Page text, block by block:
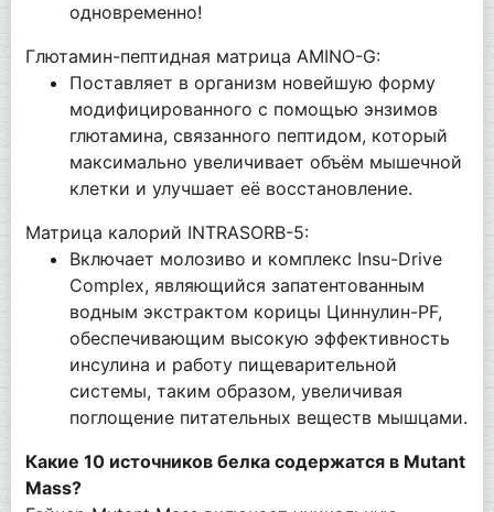
одновременно!
Глютамин-пептидная матрица AMINO-G:
Поставляет в организм новейшую форму
модифицированного с помощью энзимов
глютамина, связанного пептидом, который
максимально увеличивает объём мышечной
клетки и улучшает её восстановление.
Матрица калорий INTRASORB-5:
Включает молозиво и комплекс Insu-Drive
Complex, являющийся запатентованным
водным экстрактом корицы Циннулин-PF,
обеспечивающим высокую эффективность
инсулина и работу пищеварительной
системы, таким образом, увеличивая
поглощение питательных веществ мышцами.
Какие 10 источников белка содержатся в Mutant
Mass?